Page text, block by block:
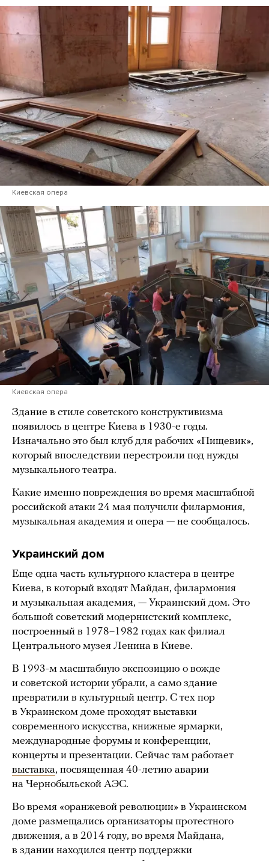
Киевская опера
Киевская опера
Здание в стиле советского конструктивизма
появилось в центре Киева в 1930-е годы.
Изначально это был клуб для рабочих «Пищевик»,
который впоследствии перестроили под нужды
музыкального театра.
Какие именно повреждения во время масштабной
российской атаки 24 мая получили филармония,
музыкальная академия и опера — не сообщалось.
Украинский дом
Еще одна часть культурного кластера в центре
Киева, в который входят Майдан, филармония
и музыкальная академия, — Украинский дом. Это
большой советский модернистский комплекс,
построенный в 1978–1982 годах как филиал
Центрального музея Ленина в Киеве.
В 1993-м масштабную экспозицию о вожде
и советской истории убрали, а само здание
превратили в культурный центр. С тех пор
в Украинском доме проходят выставки
современного искусства, книжные ярмарки,
международные форумы и конференции,
концерты и презентации. Сейчас там работает
выставка, посвященная 40-летию аварии
на Чернобыльской АЭС.
Во время «оранжевой революции» в Украинском
доме размещались организаторы протестного
движения, а в 2014 году, во время Майдана,
в здании находился центр поддержки